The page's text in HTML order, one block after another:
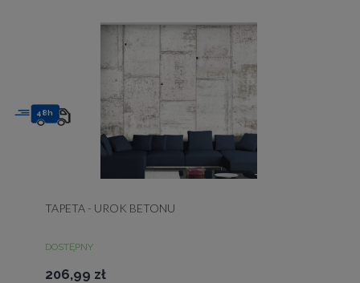
TAPETA - UROK BETONU
DOSTĘPNY
206,99 zł
48h